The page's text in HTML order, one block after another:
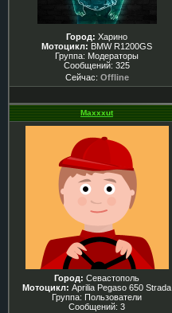
Город: Харино
Мотоцикл: BMW R1200GS
Группа: Модераторы
Сообщений: 325
Сейчас: Offline
Maxxxut
Город: Севастополь
Мотоцикл: Aprilia Pegaso 650 Strada
Группа: Пользователи
Сообщений: 3